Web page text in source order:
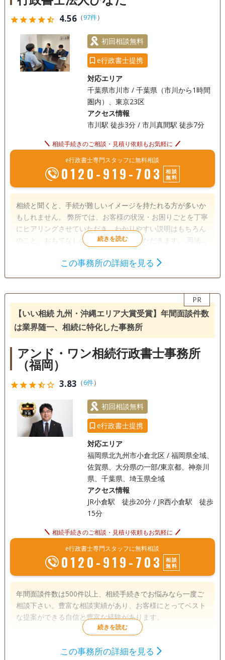
初回相談無料 18時以降相談可
starstarstarstarstar_half 4.56（97件）
初回相談無料
e行政書士提携
対応エリア
千葉県市川市 / 千葉県（市川から1時間
圏内）、東京23区
アクセス情報
市川駅 徒歩3分 / 市川真間駅 徒歩7分
相続手続きのご相談・見積り依頼もお気軽に
e行政書士専門スタッフに無料相談
0120-919-703
相談
無料
相続と聞くと、手続が難しいイメージを持たれる方が多いか
もしれません。 弊所では、お客様の状況・お困りごとを丁寧
にヒアリングさせていただき、わかりやすい説明はもちろん
のこと、おもてなしの心で対応させていただきます。 司法書
手続までワンストップで行うことができます。 「相続が発生
「ひなた」のようにあたたかい気持ちになれるサービスを提
供致します。
遺産分割
戸籍収集
相続人調査
死後事務委任
任意後見
この事務所の詳細を見る
PR
【いい相続 九州・沖縄エリア大賞受賞】年間面談件数
は業界随一、相続に特化した事務所
アンド・ワン相続行政書士事務所
（福岡）
starstarstarstar_halfstar_outline 3.83 （6件）
初回相談無料
e行政書士提携
対応エリア
福岡県北九州市小倉北区 / 福岡県全域、
佐賀県、大分県の一部/東京都、神奈川
県、千葉県、埼玉県全域
アクセス情報
JR小倉駅 徒歩20分 / JR西小倉駅 徒歩
15分
相続手続きのご相談・見積り依頼もお気軽に
e行政書士専門スタッフに無料相談
0120-919-703
相談
無料
年間面談件数は500件以上、相続手続きでお悩みなら一度ご
相談下さい。豊富な相談実績があり、お客様にとってベスト
な提案ができる自信と豊富な経験があります。
この事務所の詳細を見る